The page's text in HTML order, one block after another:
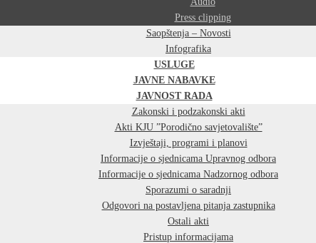
Press clipping
Saopštenja – Novosti
Infografika
USLUGE
JAVNE NABAVKE
JAVNOST RADA
Zakonski i podzakonski akti
Akti KJU ”Porodično savjetovalište”
Izvještaji, programi i planovi
Informacije o sjednicama Upravnog odbora
Informacije o sjednicama Nadzornog odbora
Sporazumi o saradnji
Odgovori na postavljena pitanja zastupnika
Ostali akti
Pristup informacijama